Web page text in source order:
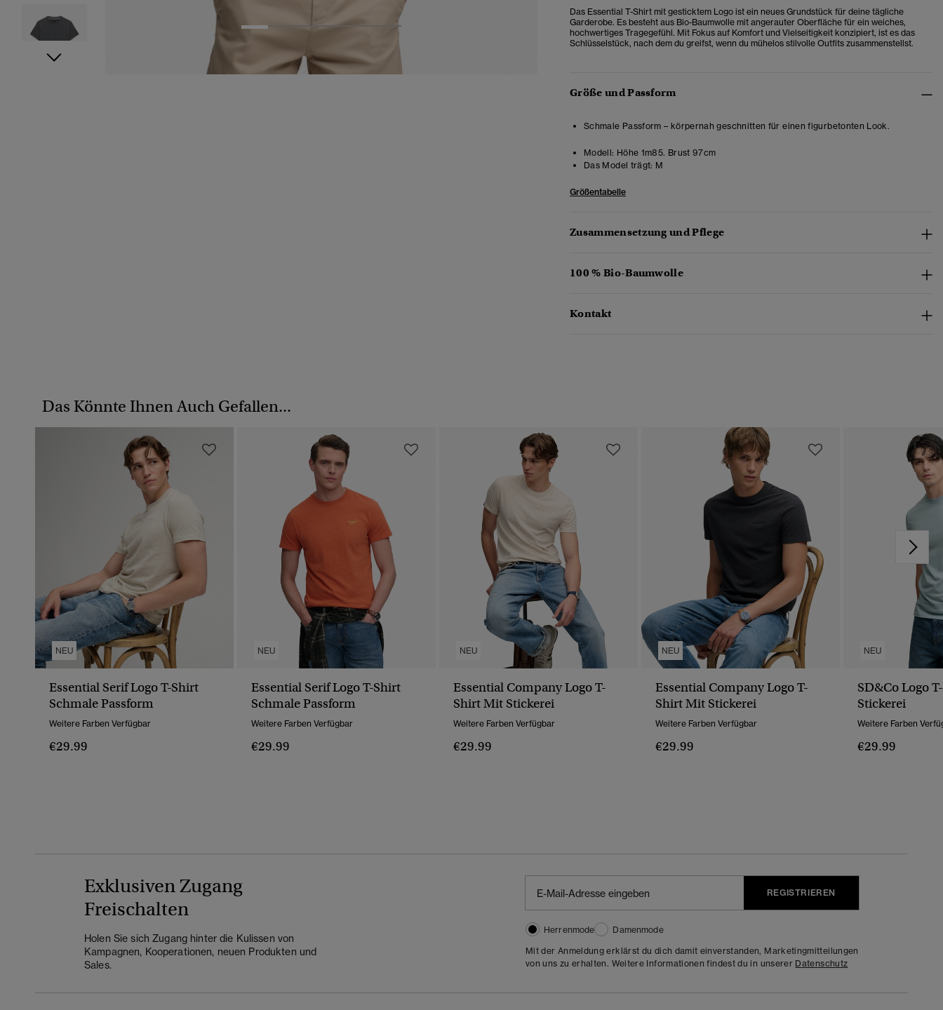
3
Das Essential T-Shirt mit gesticktem Logo ist ein neues Grundstück für deine tägliche
Garderobe. Es besteht aus Bio-Baumwolle mit angerauter Oberfläche für ein weiches,
hochwertiges Tragegefühl. Mit Fokus auf Komfort und Vielseitigkeit konzipiert, ist es das
Schlüsselstück, nach dem du greifst, wenn du mühelos stilvolle Outfits zusammenstellst.
Größe und Passform
Schmale Passform – körpernah geschnitten für einen figurbetonten Look.
Modell: Höhe 1m85. Brust 97cm
Das Model trägt: M
Größentabelle
Zusammensetzung und Pflege
100 % Bio-Baumwolle
Kontakt
Das Könnte Ihnen Auch Gefallen...
NEU
Essential Serif Logo T-Shirt
Schmale Passform
Weitere Farben Verfügbar
€29.99
NEU
Essential Serif Logo T-Shirt
Schmale Passform
Weitere Farben Verfügbar
€29.99
NEU
Essential Company Logo T-
Shirt Mit Stickerei
Weitere Farben Verfügbar
€29.99
NEU
Essential Company Logo T-
Shirt Mit Stickerei
Weitere Farben Verfügbar
€29.99
NEU
SD&Co Logo
Stickerei
Weitere Farben
€29.99
Exklusiven Zugang
Freischalten
Holen Sie sich Zugang hinter die Kulissen von
Kampagnen, Kooperationen, neuen Produkten und
Sales.
REGISTRIEREN
Herrenmode
Damenmode
Mit der Anmeldung erklärst du dich damit einverstanden, Marketingmitteilungen
von uns zu erhalten. Weitere Informationen findest du in unserer Datenschutz